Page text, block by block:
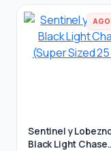
Sentinel y
Black Light Chase